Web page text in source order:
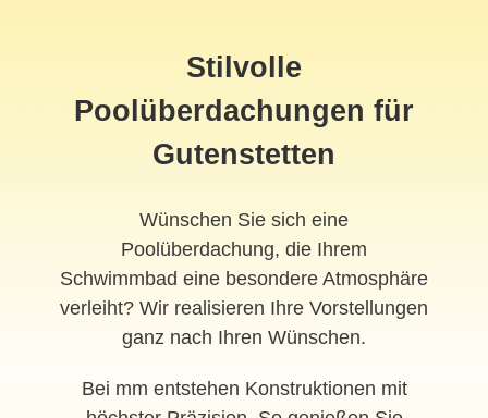
Stilvolle
Poolüberdachungen für
Gutenstetten
Wünschen Sie sich eine
Poolüberdachung, die Ihrem
Schwimmbad eine besondere Atmosphäre
verleiht? Wir realisieren Ihre Vorstellungen
ganz nach Ihren Wünschen.
Bei mm entstehen Konstruktionen mit